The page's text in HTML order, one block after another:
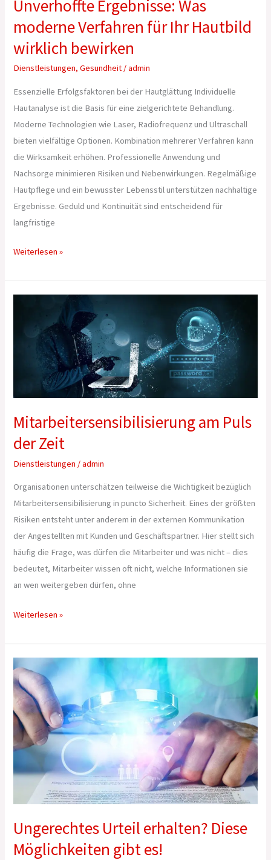
Unverhoffte Ergebnisse: Was
moderne Verfahren für Ihr Hautbild
wirklich bewirken
Dienstleistungen,Gesundheit /admin
Essenzielle Erfolgsfaktoren bei der Hautglättung Individuelle
Hautanalyse ist die Basis für eine zielgerichtete Behandlung.
Moderne Technologien wie Laser, Radiofrequenz und Ultraschall
bieten vielfältige Optionen. Kombination mehrerer Verfahren kann
die Wirksamkeit erhöhen. Professionelle Anwendung und
Nachsorge minimieren Risiken und Nebenwirkungen. Regelmäßige
Hautpflege und ein bewusster Lebensstil unterstützen nachhaltige
Ergebnisse. Geduld und Kontinuität sind entscheidend für
langfristige
Weiterlesen »
Mitarbeitersensibilisierung am Puls
der Zeit
Dienstleistungen /admin
Organisationen unterschätzen teilweise die Wichtigkeit bezüglich
Mitarbeitersensibilisierung in puncto Sicherheit. Eines der größten
Risiken entsteht unter anderem in der externen Kommunikation
der Angestellten mit Kunden und Geschäftspartner. Hier stellt sich
häufig die Frage, was dürfen die Mitarbeiter und was nicht – dies
bedeutet, Mitarbeiter wissen oft nicht, welche Informationen sie
an wen weitergeben dürfen, ohne
Weiterlesen »
Ungerechtes Urteil erhalten? Diese
Möglichkeiten gibt es!
Ungerechtes
Urteil
erhalten?
Diese
Möglichkeiten
gibt